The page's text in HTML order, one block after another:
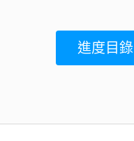
進度目錄